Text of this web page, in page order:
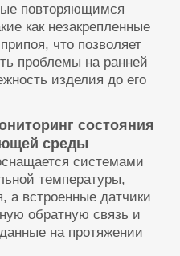
повторяющимся
как незакрепленные
что позволяет
проблемы на ранней
изделия до его
состояния
среды
системами
температуры,
а встроенные датчики
обратную связь и
на протяжении